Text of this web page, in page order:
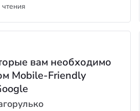
вам необходимо
Mobile-Friendly